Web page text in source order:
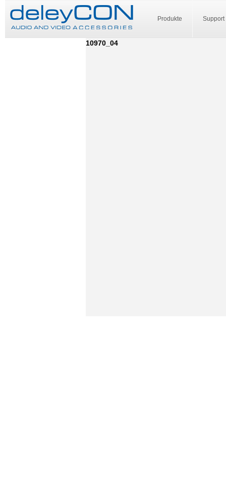
Produkte Support
10970_04